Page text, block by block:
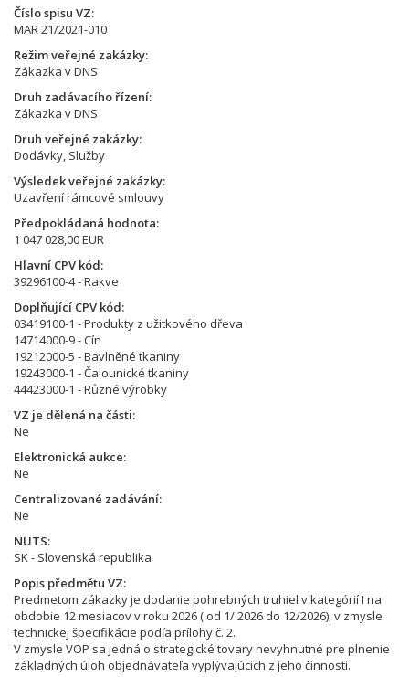
Číslo spisu VZ
MAR 21/2021-010
Režim veřejné zakázky
Zákazka v DNS
Druh zadávacího řízení
Zákazka v DNS
Druh veřejné zakázky
Dodávky, Služby
Výsledek veřejné zakázky
Uzavření rámcové smlouvy
Předpokládaná hodnota
1 047 028,00 EUR
Hlavní CPV kód
39296100-4 - Rakve
Doplňující CPV kód
03419100-1 - Produkty z užitkového dřeva
14714000-9 - Cín
19212000-5 - Bavlněné tkaniny
19243000-1 - Čalounické tkaniny
44423000-1 - Různé výrobky
VZ je dělená na části
Ne
Elektronická aukce
Ne
Centralizované zadávání
Ne
NUTS
SK - Slovenská republika
Popis předmětu VZ
Predmetom zákazky je dodanie pohrebných truhiel v kategórií I na
obdobie 12 mesiacov v roku 2026 ( od 1/ 2026 do 12/2026), v zmysle
technickej špecifikácie podľa prílohy č. 2.
V zmysle VOP sa jedná o strategické tovary nevyhnutné pre plnenie
základných úloh objednávateľa vyplývajúcich z jeho činnosti.